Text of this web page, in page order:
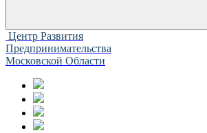
Центр Развития
Предпринимательства
Московской Области